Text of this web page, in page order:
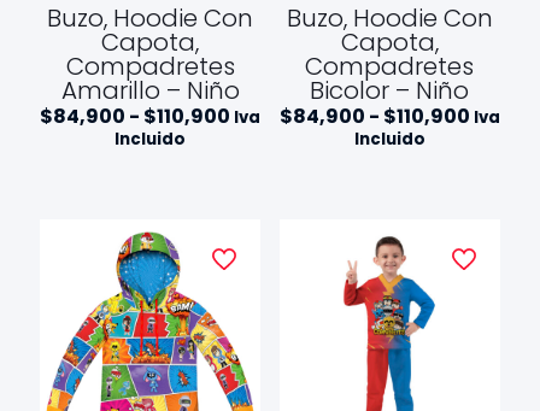
Buzo, Hoodie Con
Capota,
Compadretes
Amarillo – Niño
$84,900 - $110,900 Rango
Iva
Incluido
Buzo, Hoodie Con
Capota,
Compadretes
Bicolor – Niño
$84,900 - $110,900Rango
Iva
Incluido